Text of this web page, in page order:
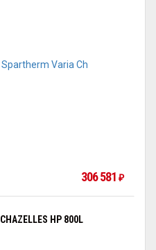
306 581 ₽
HP 800L